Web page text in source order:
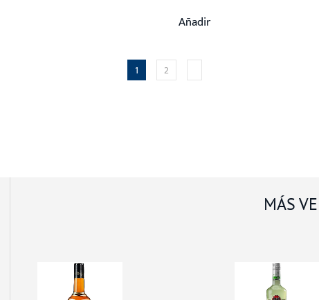
Añadir
1 2
MÁS